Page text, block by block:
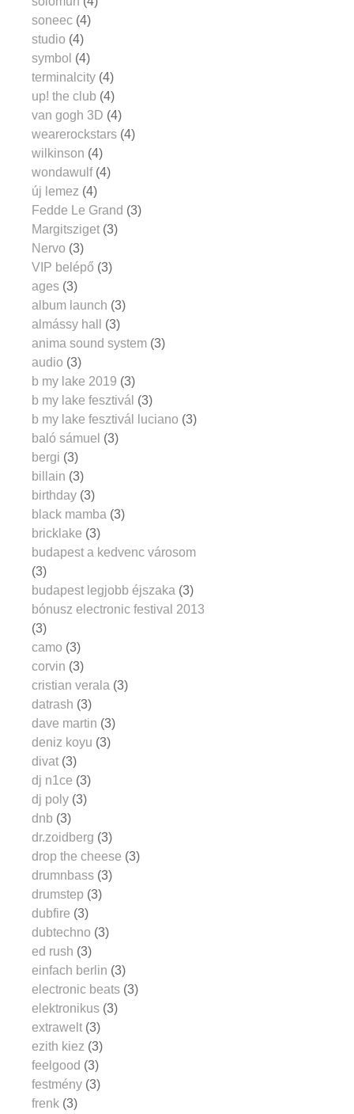
soneec (4)
studio (4)
symbol (4)
terminalcity (4)
up! the club (4)
van gogh 3D (4)
wearerockstars (4)
wilkinson (4)
wondawulf (4)
új lemez (4)
Fedde Le Grand (3)
Margitsziget (3)
Nervo (3)
VIP belépő (3)
ages (3)
album launch (3)
almássy hall
(3)
anima sound system (3)
audio (3)
b my lake 2019 (3)
b my lake fesztivál (3)
b my lake fesztivál luciano (3)
baló sámuel (3)
bergi (3)
billain (3)
birthday (3)
black mamba (3)
bricklake (3)
budapest a kedvenc városom
(3)
budapest legjobb éjszaka (3)
bónusz electronic festival 2013
(3)
camo (3)
corvin (3)
cristian verala (3)
datrash (3)
dave martin (3)
deniz koyu (3)
divat (3)
dj n1ce (3)
dj poly (3)
dnb (3)
dr.zoidberg (3)
drop the cheese (3)
drumnbass (3)
drumstep (3)
dubfire (3)
dubtechno (3)
ed rush (3)
einfach berlin (3)
electronic beats (3)
elektronikus (3)
extrawelt (3)
ezith kiez (3)
feelgood (3)
festmény (3)
frenk (3)